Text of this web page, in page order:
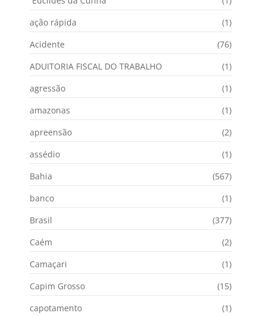
ação rápida
(1)
Acidente
(76)
ADUITORIA FISCAL DO TRABALHO
(1)
agressão
(1)
amazonas
(1)
apreensão
(2)
assédio
(1)
Bahia
(567)
banco
(1)
Brasil
(377)
Caém
(2)
Camaçari
(1)
Capim Grosso
(15)
capotamento
(1)